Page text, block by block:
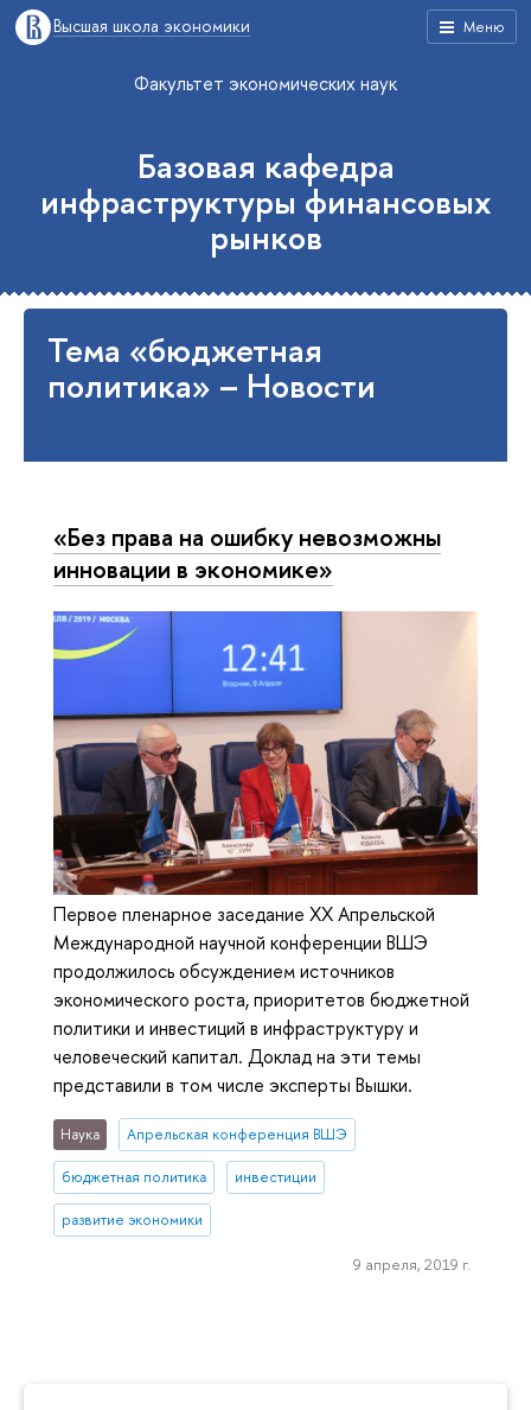
Меню
Высшая школа экономики
Факультет экономических наук
Базовая кафедра
инфраструктуры финансовых
рынков
Тема «бюджетная
политика» – Новости
«Без права на ошибку невозможны
инновации в экономике»
Первое пленарное заседание XX Апрельской
Международной научной конференции ВШЭ
продолжилось обсуждением источников
экономического роста, приоритетов бюджетной
политики и инвестиций в инфраструктуру и
человеческий капитал. Доклад на эти темы
представили в том числе эксперты Вышки.
Наука Апрельская конференция ВШЭ
бюджетная политика инвестиции
развитие экономики
9 апреля, 2019 г.